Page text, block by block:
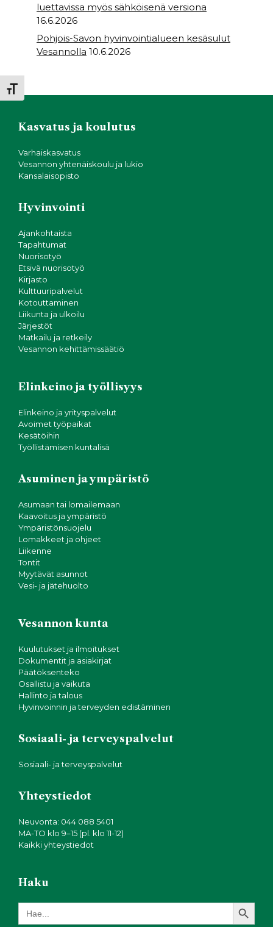
Toggle Font size
luettavissa myös sähköisenä versiona
16.6.2026
Pohjois-Savon hyvinvointialueen kesäsulut
Vesannolla 10.6.2026
Kasvatus ja koulutus
Varhaiskasvatus
Vesannon yhtenäiskoulu ja lukio
Kansalaisopisto
Hyvinvointi
Ajankohtaista
Tapahtumat
Nuorisotyö
Etsivä nuorisotyö
Kirjasto
Kulttuuripalvelut
Kotouttaminen
Liikunta ja ulkoilu
Järjestöt
Matkailu ja retkeily
Vesannon kehittämissäätiö
Elinkeino ja työllisyys
Elinkeino ja yrityspalvelut
Avoimet työpaikat
Kesätöihin
Työllistämisen kuntalisä
Asuminen ja ympäristö
Asumaan tai lomailemaan
Kaavoitus ja ympäristö
Ympäristönsuojelu
Lomakkeet ja ohjeet
Liikenne
Tontit
Myytävät asunnot
Vesi- ja jätehuolto
Vesannon kunta
Kuulutukset ja ilmoitukset
Dokumentit ja asiakirjat
Päätöksenteko
Osallistu ja vaikuta
Hallinto ja talous
Hyvinvoinnin ja terveyden edistäminen
Sosiaali- ja terveyspalvelut
Sosiaali- ja terveyspalvelut
Yhteystiedot
Neuvonta: 044 088 5401
MA-TO klo 9–15 (pl. klo 11-12)
Kaikki yhteystiedot
Haku
Search
for:
Search Button